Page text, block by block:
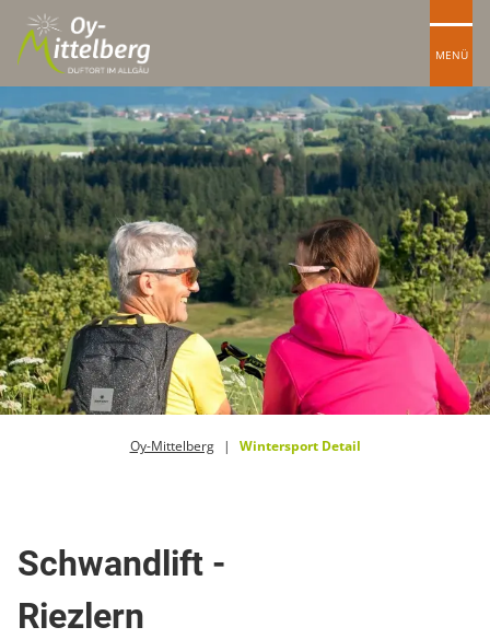
MENÜ
Oy-Mittelberg Wintersport Detail
Schwandlift -
Riezlern